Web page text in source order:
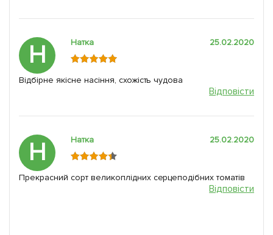
Н Натка 25.02.2020
Відбірне якісне насіння, схожість чудова
Відповісти
Н Натка 25.02.2020
Прекрасний сорт великоплідних серцеподібних томатів
Відповісти